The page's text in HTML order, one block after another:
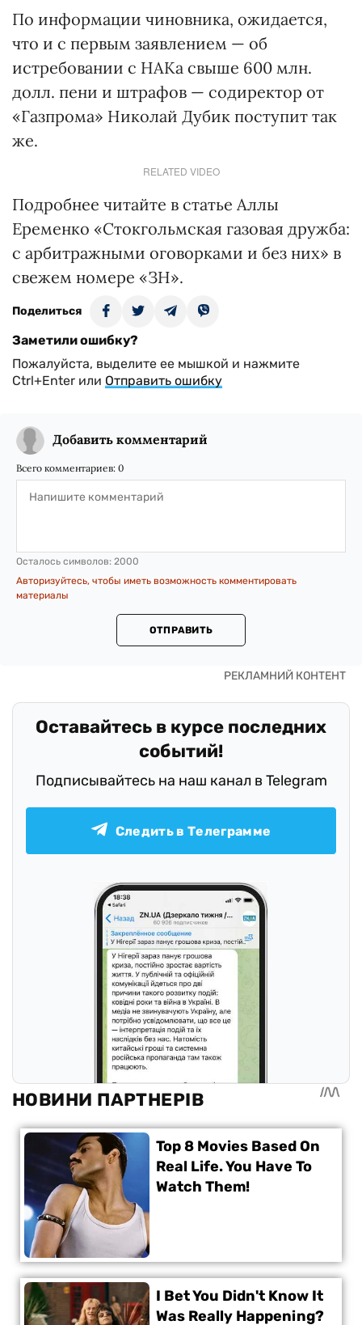
По информации чиновника, ожидается,
что и с первым заявлением — об
истребовании с НАКа свыше 600 млн.
долл. пени и штрафов — содиректор от
«Газпрома» Николай Дубик поступит так
же.
RELATED VIDEO
Подробнее читайте в статье Аллы
Еременко «Стокгольмская газовая дружба:
с арбитражными оговорками и без них» в
свежем номере «ЗН».
Поделиться
Заметили ошибку?
Пожалуйста, выделите ее мышкой и нажмите
Ctrl+Enter или Отправить ошибку
Добавить комментарий
Всего комментариев: 0
Осталось символов: 2000
Авторизуйтесь, чтобы иметь возможность комментировать
материалы
ОТПРАВИТЬ
Оставайтесь в курсе последних
событий!
Подписывайтесь на наш канал в Telegram
Следить в Телеграмме